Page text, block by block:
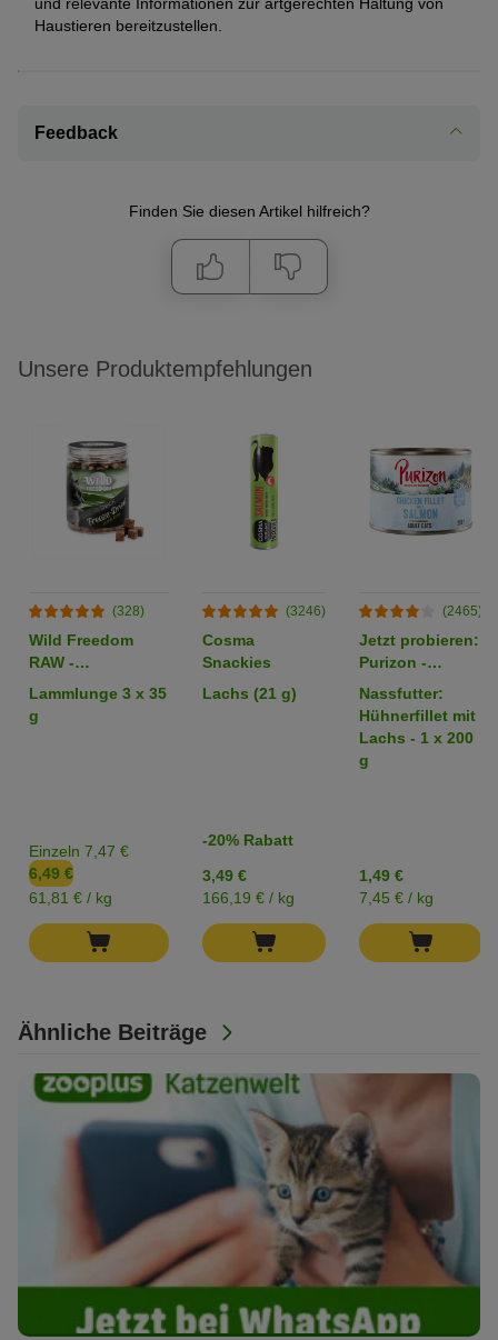
Haustieren bereitzustellen.
Feedback
Finden Sie diesen Artikel hilfreich?
Ähnliche Beiträge
Unsere Produktempfehlungen
(328)
Wild Freedom
RAW -
gefriergetrocknete
Lammlunge 3 x 35
g
Einzeln 7,47 €
6,49 €
61,81 € / kg
(3246)
Cosma
Snackies
Lachs (21 g)
-20% Rabatt
3,49 €
166,19 € / kg
(2465)
Jetzt probieren:
Purizon -
getreidefrei
Nassfutter:
Hühnerfillet mit
Lachs - 1 x 200
g
1,49 €
7,45 € / kg